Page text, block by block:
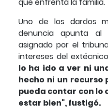
Uno de los dardos
denuncia apunta al
asignado por el
intereses del
lo ha ido a ver ni
hecho ni un recurso
pueda contar con lo
estar bien", fustigó.